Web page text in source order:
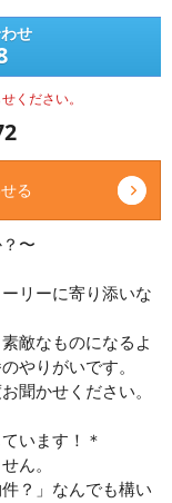
せ
ください。
る
〜
リーに寄り添いな
敵なものになるよ
やりがいです。
聞かせください。
います！＊
ん。
？」なんでも構い